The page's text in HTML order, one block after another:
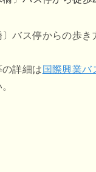
〕バス停からの歩き
詳細は国際興業バ